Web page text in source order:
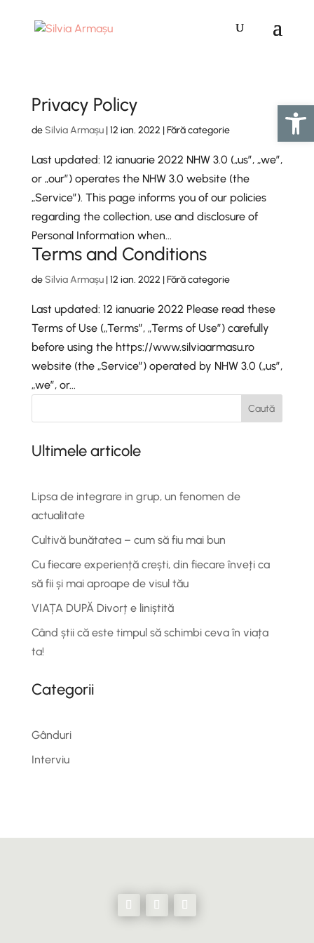
Deschide
Privacy Policy
deSilvia Armașu|12 ian. 2022 | Fără categorie
Last updated: 12 ianuarie 2022 NHW 3.0 („us”, „we”,
or „our”) operates the NHW 3.0 website (the
„Service”). This page informs you of our policies
regarding the collection, use and disclosure of
Personal Information when...
Terms and Conditions
deSilvia Armașu|12 ian. 2022 | Fără categorie
Last updated: 12 ianuarie 2022 Please read these
Terms of Use („Terms”, „Terms of Use”) carefully
before using the https://www.silviaarmasu.ro
website (the „Service”) operated by NHW 3.0 („us”,
„we”, or...
Caută
Ultimele articole
Lipsa de integrare in grup, un fenomen de
actualitate
Cultivă bunătatea – cum să fiu mai bun
Cu fiecare experiență crești, din fiecare înveți ca
să fii și mai aproape de visul tău
VIAȚA DUPĂ Divorț e liniștită
Când știi că este timpul să schimbi ceva în viața
ta!
Categorii
Gânduri
Interviu